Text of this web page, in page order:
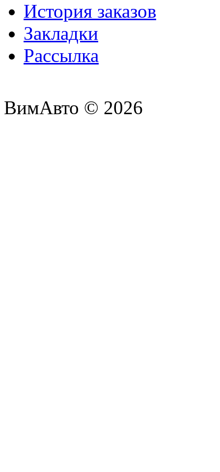
История заказов
Закладки
Рассылка
ВимАвто © 2026